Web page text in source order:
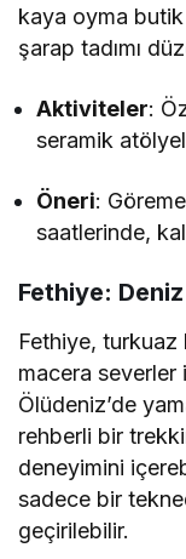
kaya oyma
şarap tadımı
Aktiviteler:
seramik
Öneri:
saatlerinde,
Fethiye:
Fethiye, turkuaz
macera
Ölüdeniz’de
rehberli bir
deneyimini
sadece bir
geçirilebilir.